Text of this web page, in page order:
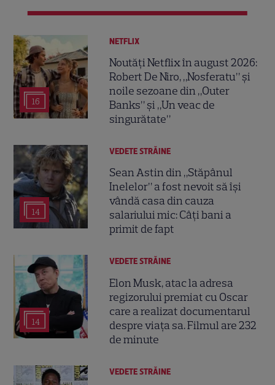
16
NETFLIX
Noutăți Netflix în august 2026:
Robert De Niro, „Nosferatu” și
noile sezoane din „Outer
Banks” și „Un veac de
singurătate”
14
VEDETE STRĂINE
Sean Astin din „Stăpânul
Inelelor” a fost nevoit să își
vândă casa din cauza
salariului mic: Câți bani a
primit de fapt
14
VEDETE STRĂINE
Elon Musk, atac la adresa
regizorului premiat cu Oscar
care a realizat documentarul
despre viața sa. Filmul are 232
de minute
VEDETE STRĂINE